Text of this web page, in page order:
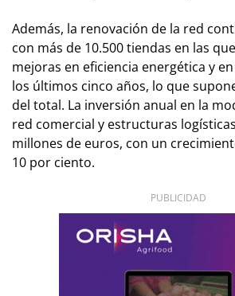
Además, la renovación de la red
con más de 10.500 tiendas en las
mejoras en eficiencia energética y
los últimos cinco años, lo que
del total. La inversión anual en la
red comercial y estructuras
millones de euros, con un
10 por ciento.
PUBLICIDAD